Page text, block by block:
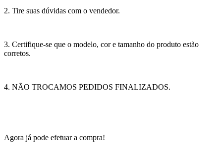
2. Tire suas dúvidas com o vendedor.
3. Certifique-se que o modelo, cor e tamanho do produto estão
corretos.
4. NÃO TROCAMOS PEDIDOS FINALIZADOS.
Agora já pode efetuar a compra!